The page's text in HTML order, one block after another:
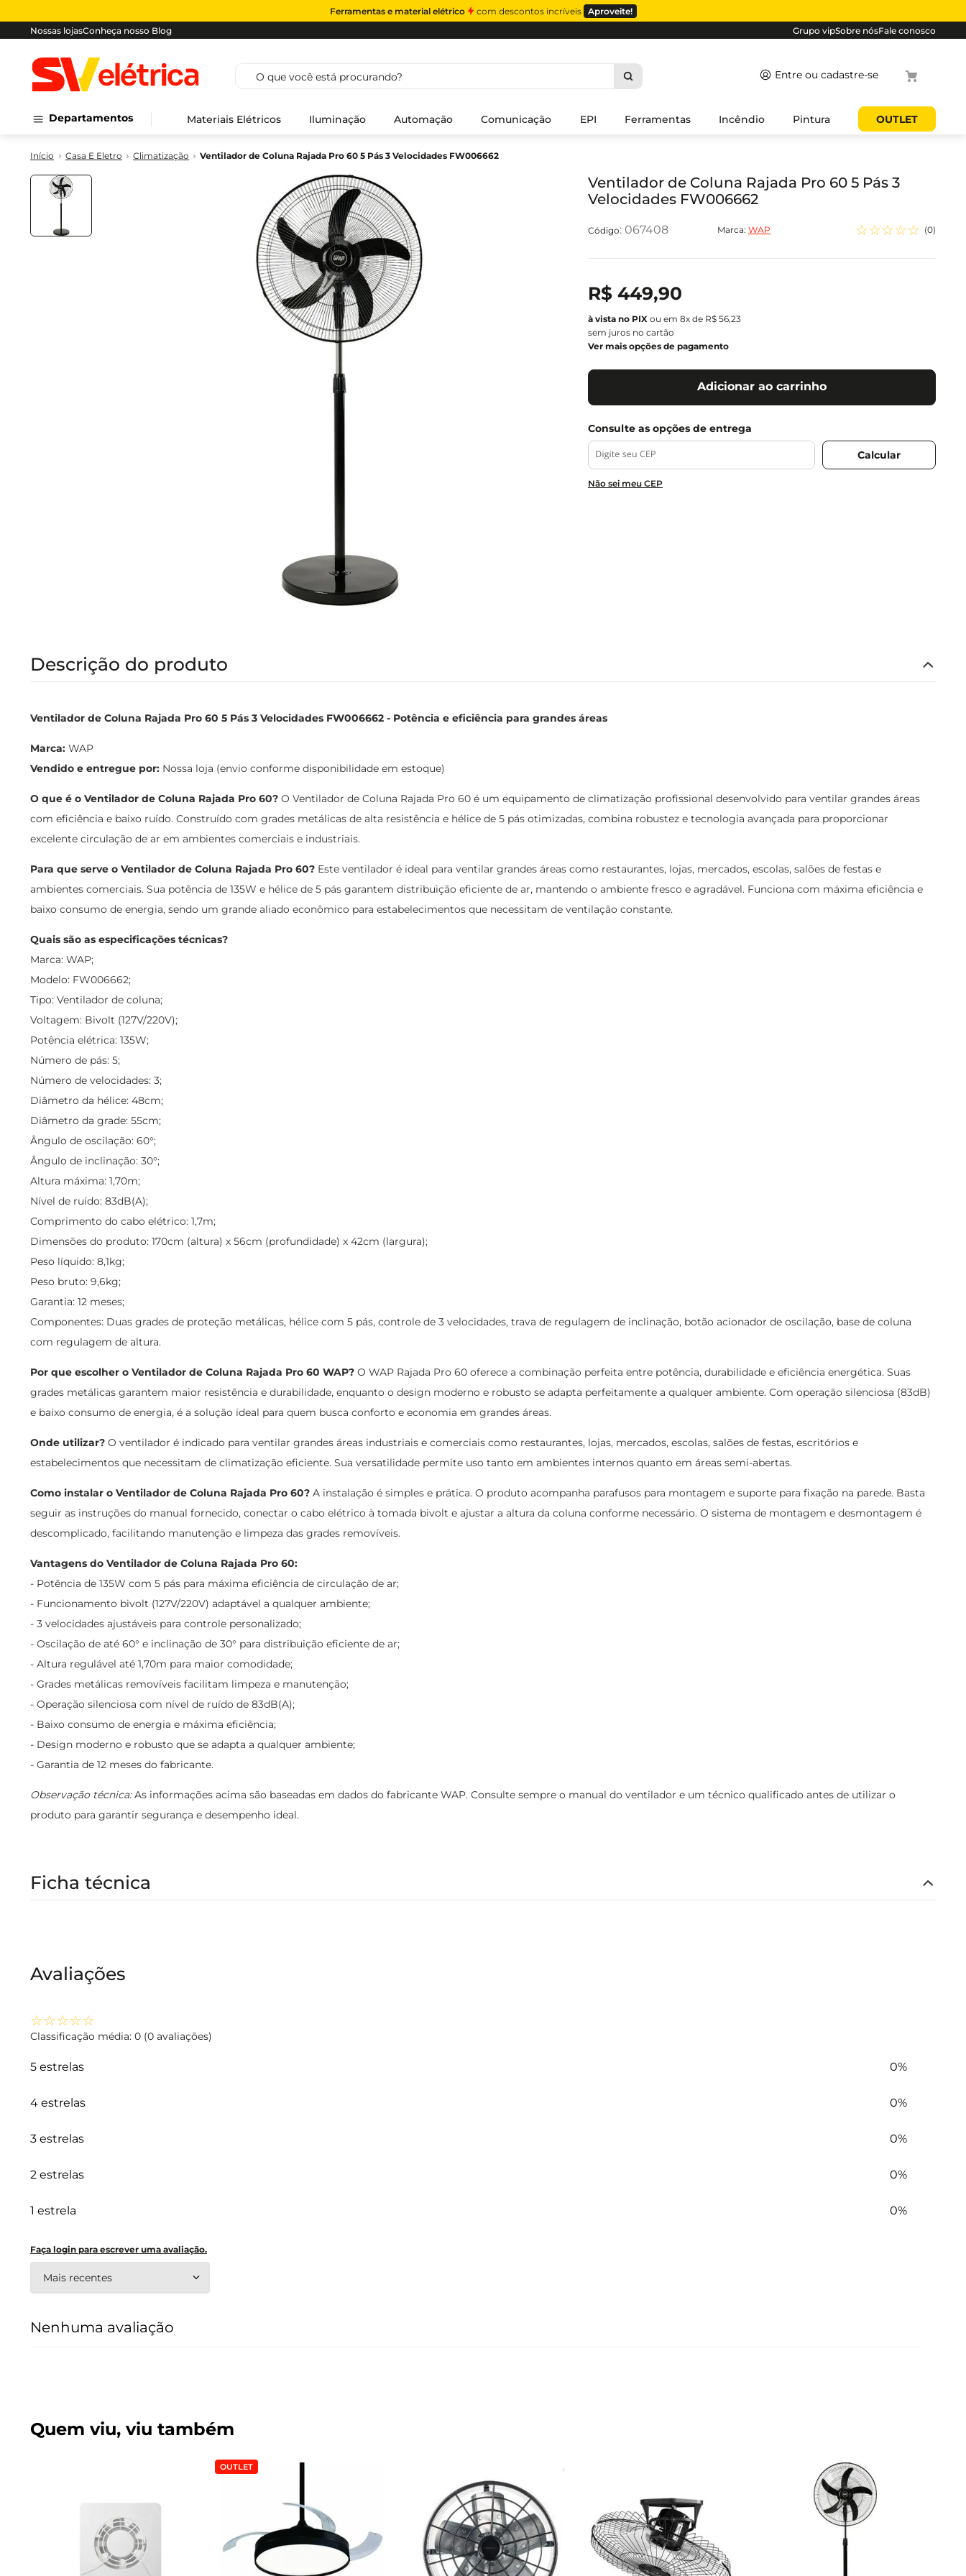
Ferramentas e material elétrico com descontos incríveis Aproveite!
Nossas lojasConheça nosso Blog Grupo vipSobre nósFale conosco
O que você está procurando?
Departamentos Materiais Elétricos Iluminação Automação Comunicação EPI Ferramentas Incêndio Pintura OUTLET
Casa E Eletro Climatização Ventilador de Coluna Rajada Pro 60 5 Pás 3 Velocidades FW006662
Ventilador de Coluna Rajada Pro 60 5 Pás 3
Velocidades FW006662
: 067408 Marca: WAP ☆☆☆☆☆ (0)
R$ 449,90
ou em 8x de R$ 56,23
sem juros no cartão
Ver mais opções de pagamento
Adicionar ao carrinho
Não sei meu CEP
Descrição do produto
Ventilador de Coluna Rajada Pro 60 5 Pás 3 Velocidades FW006662 - Potência e eficiência para grandes áreas
Marca: WAP
Vendido e entregue por: Nossa loja (envio conforme disponibilidade em estoque)
O que é o Ventilador de Coluna Rajada Pro 60? O Ventilador de Coluna Rajada Pro 60 é um equipamento de climatização profissional desenvolvido para ventilar grandes áreas
com eficiência e baixo ruído. Construído com grades metálicas de alta resistência e hélice de 5 pás otimizadas, combina robustez e tecnologia avançada para proporcionar
excelente circulação de ar em ambientes comerciais e industriais.
Para que serve o Ventilador de Coluna Rajada Pro 60? Este ventilador é ideal para ventilar grandes áreas como restaurantes, lojas, mercados, escolas, salões de festas e
ambientes comerciais. Sua potência de 135W e hélice de 5 pás garantem distribuição eficiente de ar, mantendo o ambiente fresco e agradável. Funciona com máxima eficiência e
baixo consumo de energia, sendo um grande aliado econômico para estabelecimentos que necessitam de ventilação constante.
Quais são as especificações técnicas?
Marca: WAP;
Modelo: FW006662;
Tipo: Ventilador de coluna;
Voltagem: Bivolt (127V/220V);
Potência elétrica: 135W;
Número de pás: 5;
Número de velocidades: 3;
Diâmetro da hélice: 48cm;
Diâmetro da grade: 55cm;
Ângulo de oscilação: 60°;
Ângulo de inclinação: 30°;
Altura máxima: 1,70m;
Nível de ruído: 83dB(A);
Comprimento do cabo elétrico: 1,7m;
Dimensões do produto: 170cm (altura) x 56cm (profundidade) x 42cm (largura);
Peso líquido: 8,1kg;
Peso bruto: 9,6kg;
Garantia: 12 meses;
Componentes: Duas grades de proteção metálicas, hélice com 5 pás, controle de 3 velocidades, trava de regulagem de inclinação, botão acionador de oscilação, base de coluna
com regulagem de altura.
Por que escolher o Ventilador de Coluna Rajada Pro 60 WAP? O WAP Rajada Pro 60 oferece a combinação perfeita entre potência, durabilidade e eficiência energética. Suas
grades metálicas garantem maior resistência e durabilidade, enquanto o design moderno e robusto se adapta perfeitamente a qualquer ambiente. Com operação silenciosa (83dB)
e baixo consumo de energia, é a solução ideal para quem busca conforto e economia em grandes áreas.
Onde utilizar? O ventilador é indicado para ventilar grandes áreas industriais e comerciais como restaurantes, lojas, mercados, escolas, salões de festas, escritórios e
estabelecimentos que necessitam de climatização eficiente. Sua versatilidade permite uso tanto em ambientes internos quanto em áreas semi-abertas.
Como instalar o Ventilador de Coluna Rajada Pro 60? A instalação é simples e prática. O produto acompanha parafusos para montagem e suporte para fixação na parede. Basta
seguir as instruções do manual fornecido, conectar o cabo elétrico à tomada bivolt e ajustar a altura da coluna conforme necessário. O sistema de montagem e desmontagem é
descomplicado, facilitando manutenção e limpeza das grades removíveis.
Vantagens do Ventilador de Coluna Rajada Pro 60:
- Potência de 135W com 5 pás para máxima eficiência de circulação de ar;
- Funcionamento bivolt (127V/220V) adaptável a qualquer ambiente;
- 3 velocidades ajustáveis para controle personalizado;
- Oscilação de até 60° e inclinação de 30° para distribuição eficiente de ar;
- Altura regulável até 1,70m para maior comodidade;
- Grades metálicas removíveis facilitam limpeza e manutenção;
- Operação silenciosa com nível de ruído de 83dB(A);
- Baixo consumo de energia e máxima eficiência;
- Design moderno e robusto que se adapta a qualquer ambiente;
- Garantia de 12 meses do fabricante.
Observação técnica:As informações acima são baseadas em dados do fabricante WAP. Consulte sempre o manual do ventilador e um técnico qualificado antes de utilizar o
produto para garantir segurança e desempenho ideal.
Ficha técnica
Avaliações
☆☆☆☆☆
Classificação média: 0 (0 avaliações)
5 estrelas 0%
4 estrelas 0%
3 estrelas 0%
2 estrelas 0%
1 estrela 0%
Faça login para escrever uma avaliação.
Mais recentes
Nenhuma avaliação
Quem viu, viu também
OUTLET
2
luminaria
3º tomada
4º